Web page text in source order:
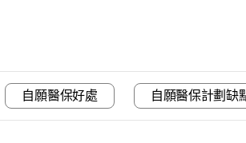
自願醫保好處 自願醫保計劃缺